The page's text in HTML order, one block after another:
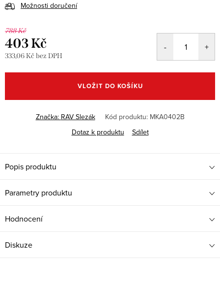
Možnosti doručení
788 Kč
403 Kč
333,06 Kč bez DPH
cena:
VLOŽIT DO KOŠÍKU
Značka: RAV Slezák Kód produktu: MKA0402B
Dotaz k produktu
Sdílet
Popis produktu
Parametry produktu
Hodnocení
Diskuze